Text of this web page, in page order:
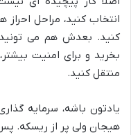
انتخاب کنید، مراحل
کنید. بعدش هم می تونید
بخرید و برای امنیت
منتقل کنید.
یادتون باشه، سرمایه
هیجان ولی پر از ریسکه.